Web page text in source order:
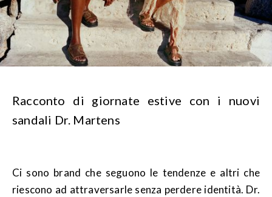
Racconto di giornate estive con i nuovi
sandali Dr. Martens
Ci sono brand che seguono le tendenze e altri che
riescono ad attraversarle senza perdere identità. Dr.